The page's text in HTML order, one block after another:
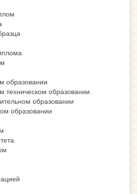
образовании
техническом образовании
образовании
образовании